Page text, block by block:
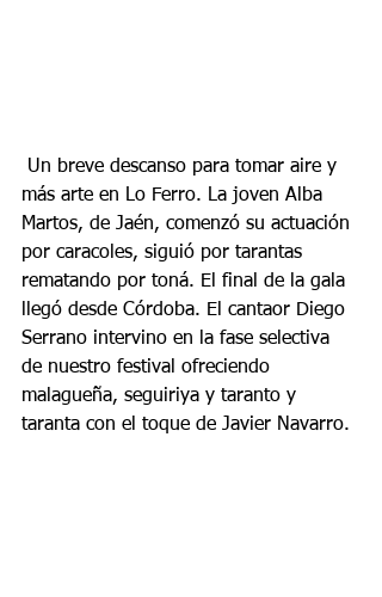
más arte en Lo Ferro. La joven Alba
Martos, de Jaén, comenzó su actuación
por caracoles, siguió por tarantas
rematando por toná. El final de la gala
llegó desde Córdoba. El cantaor Diego
Serrano intervino en la fase selectiva
de nuestro festival ofreciendo
malagueña, seguiriya y taranto y
taranta con el toque de Javier Navarro.